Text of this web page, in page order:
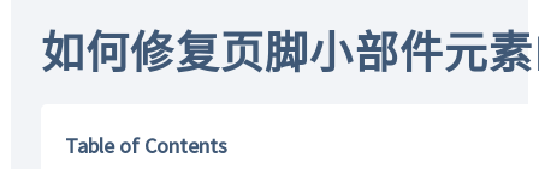
如何修复页脚小部件元
Table of Contents